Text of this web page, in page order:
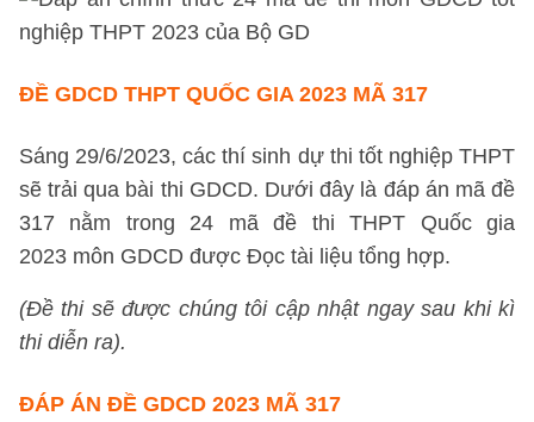
ĐỀ GDCD THPT QUỐC GIA 2023 MÃ 317
Sáng 29/6/2023, các thí sinh dự thi tốt nghiệp THPT
sẽ trải qua bài thi GDCD. Dưới đây là đáp án mã đề
317 nằm trong 24 mã đề thi THPT Quốc gia
2023 môn GDCD được Đọc tài liệu tổng hợp.
(Đề thi sẽ được chúng tôi cập nhật ngay sau khi kì
thi diễn ra).
ĐÁP ÁN ĐỀ GDCD 2023 MÃ 317